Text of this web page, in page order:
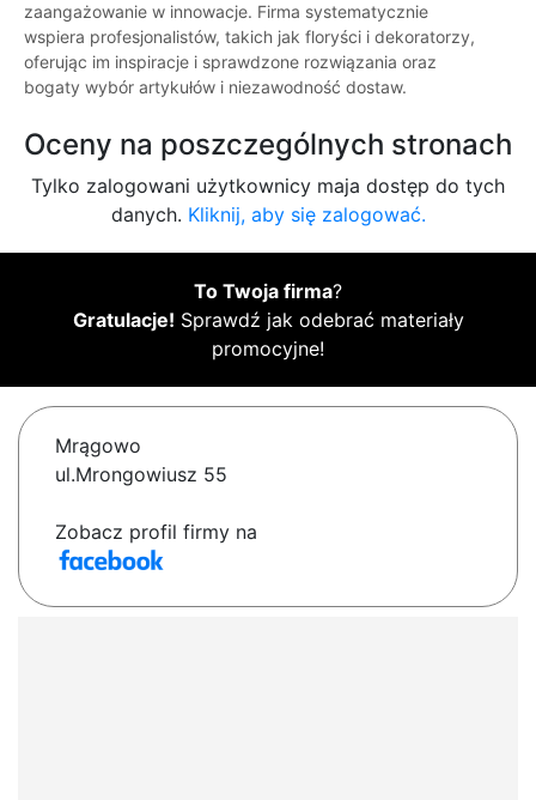
zaangażowanie w innowacje. Firma systematycznie
wspiera profesjonalistów, takich jak floryści i dekoratorzy,
oferując im inspiracje i sprawdzone rozwiązania oraz
bogaty wybór artykułów i niezawodność dostaw.
Oceny na poszczególnych stronach
Tylko zalogowani użytkownicy maja dostęp do tych
danych. Kliknij, aby się zalogować.
To Twoja firma?
Gratulacje! Sprawdź jak odebrać materiały
promocyjne!
Mrągowo
ul.Mrongowiusz 55
Zobacz profil firmy na